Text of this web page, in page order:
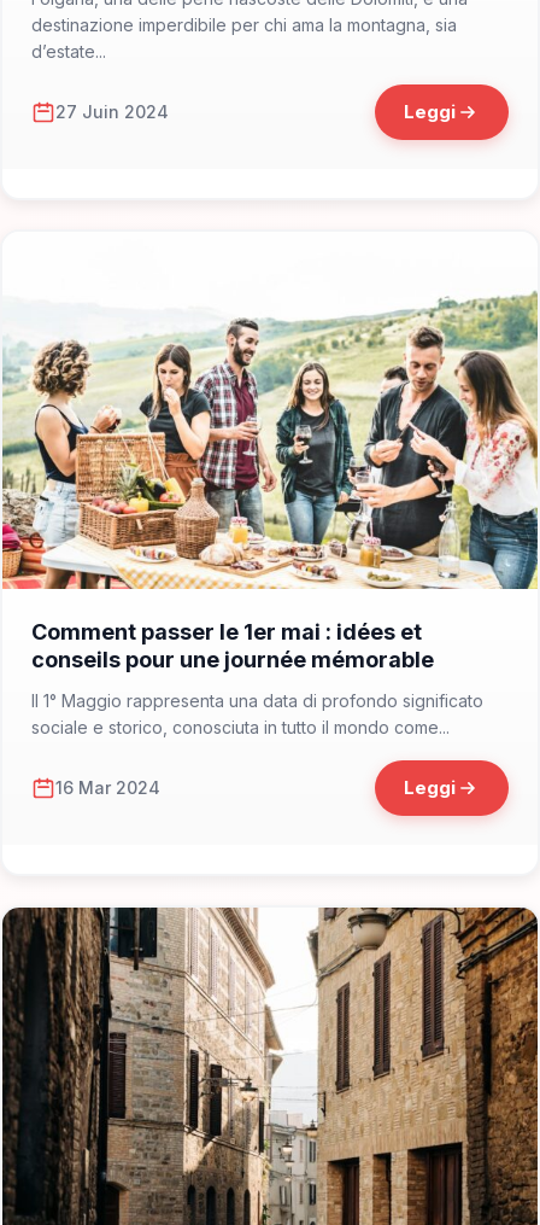
destinazione imperdibile per chi ama la montagna, sia
d’estate...
27 Juin 2024 Leggi
Comment passer le 1er mai : idées et
conseils pour une journée mémorable
Il 1° Maggio rappresenta una data di profondo significato
sociale e storico, conosciuta in tutto il mondo come...
16 Mar 2024 Leggi